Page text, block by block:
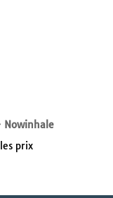
Nowinhale
prix